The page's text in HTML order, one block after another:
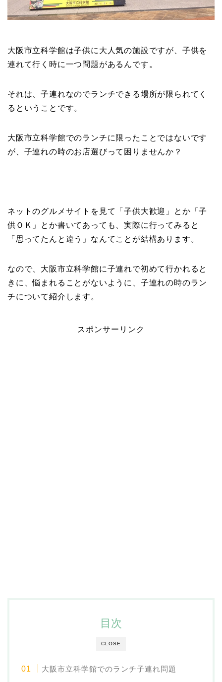
大阪市立科学館は子供に大人気の施設ですが、子供を
連れて行く時に一つ問題があるんです。
それは、子連れなのでランチできる場所が限られてく
るということです。
大阪市立科学館でのランチに限ったことではないです
が、子連れの時のお店選びって困りませんか？
ネットのグルメサイトを見て「子供大歓迎」とか「子
供ＯＫ」とか書いてあっても、実際に行ってみると
「思ってたんと違う」なんてことが結構あります。
なので、大阪市立科学館に子連れで初めて行かれると
きに、悩まれることがないように、子連れの時のラン
チについて紹介します。
スポンサーリンク
CLOSE
目次
大阪市立科学館でのランチ子連れ問題